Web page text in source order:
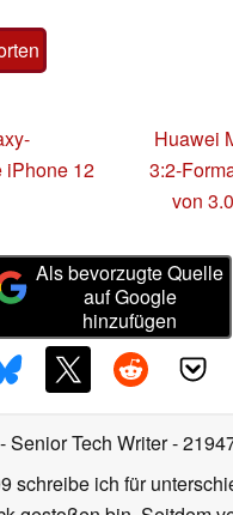
iPhone 12
Huawei
3:2-
von
Als bevorzugte Quelle
auf Google
hinzufügen
- Senior Tech Writer-
schreibe ich für